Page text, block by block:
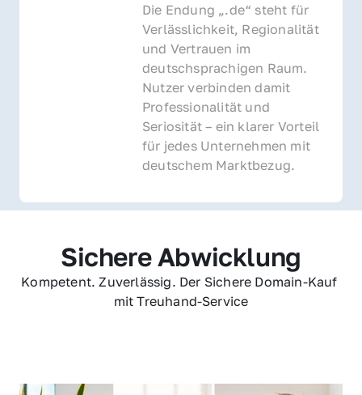
Die Endung „.de“ steht für
Verlässlichkeit, Regionalität
und Vertrauen im
deutschsprachigen Raum.
Nutzer verbinden damit
Professionalität und
Seriosität – ein klarer Vorteil
für jedes Unternehmen mit
deutschem Marktbezug.
Sichere Abwicklung
Kompetent. Zuverlässig. Der Sichere Domain-Kauf
mit Treuhand-Service